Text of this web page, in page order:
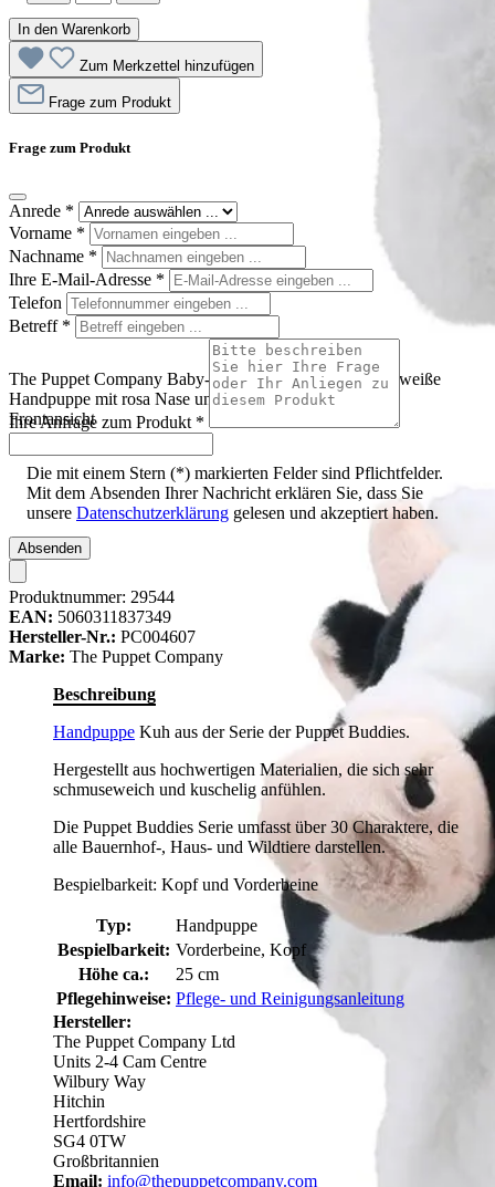
The Puppet Company Baby-Handpuppe Kuh, schwarz-weiße
Handpuppe mit rosa Nase und weißem Stirnschopf,
Frontansicht
In den Warenkorb
Zum Merkzettel hinzufügen
Frage zum Produkt
Frage zum Produkt
Anrede *
Vorname *
Nachname *
Ihre E-Mail-Adresse *
Telefon
Betreff *
Ihre Anfrage zum Produkt *
Die mit einem Stern (*) markierten Felder sind Pflichtfelder.
Mit dem Absenden Ihrer Nachricht erklären Sie, dass Sie
unsere Datenschutzerklärung gelesen und akzeptiert haben.
Absenden
Produktnummer: 29544
EAN: 5060311837349
Hersteller-Nr.: PC004607
Marke: The Puppet Company
Beschreibung
Handpuppe Kuh aus der Serie der Puppet Buddies.
Hergestellt aus hochwertigen Materialien, die sich sehr
schmuseweich und kuschelig anfühlen.
Die Puppet Buddies Serie umfasst über 30 Charaktere, die
alle Bauernhof-, Haus- und Wildtiere darstellen.
Bespielbarkeit: Kopf und Vorderbeine
Typ:
Handpuppe
Bespielbarkeit: Vorderbeine, Kopf
Höhe ca.:
25 cm
Pflegehinweise: Pflege- und Reinigungsanleitung
Hersteller:
The Puppet Company Ltd
Units 2-4 Cam Centre
Wilbury Way
Hitchin
Hertfordshire
SG4 0TW
Großbritannien
Email: info@thepuppetcompany.com